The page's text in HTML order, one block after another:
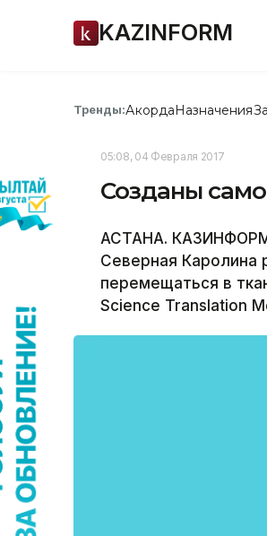
KAZINFORM
Тренды:АкордаНазначения
05:08, 04 Февраля 2017
Созданы
АСТАНА. КАЗИНФОРМ
Северная Каролина
перемещаться в
Science Translation